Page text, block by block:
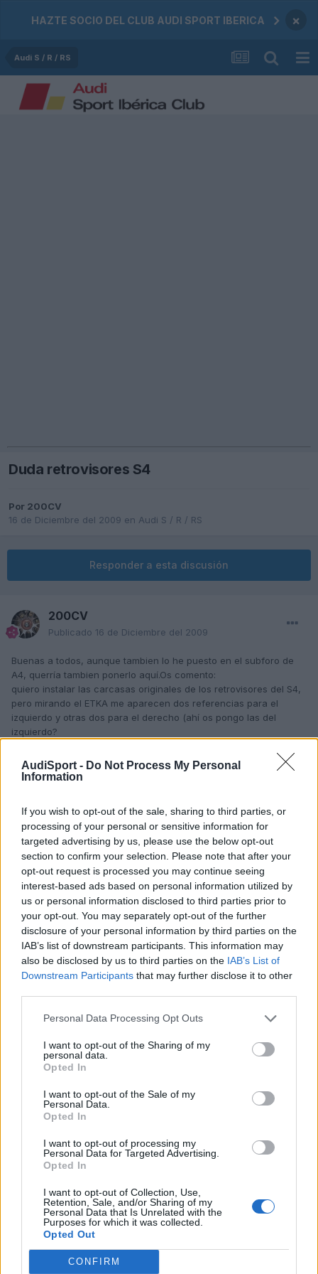
AudiSport - Do Not Process My Personal
Information
If you wish to opt-out of the sale, sharing to third parties, or
processing of your personal or sensitive information for
targeted advertising by us, please use the below opt-out
section to confirm your selection. Please note that after your
opt-out request is processed you may continue seeing
interest-based ads based on personal information utilized by
us or personal information disclosed to third parties prior to
your opt-out. You may separately opt-out of the further
disclosure of your personal information by third parties on the
IAB’s list of downstream participants. This information may
also be disclosed by us to third parties on the IAB’s List of
Downstream Participants that may further disclose it to other
Personal Data Processing Opt Outs
I want to opt-out of the Sharing of my
personal data.
Opted In
I want to opt-out of the Sale of my
Personal Data.
Opted In
I want to opt-out of processing my
Personal Data for Targeted Advertising.
Opted In
I want to opt-out of Collection, Use,
Retention, Sale, and/or Sharing of my
Personal Data that Is Unrelated with the
Purposes for which it was collected.
Opted Out
CONFIRM
HAZTE SOCIO DEL CLUB AUDI SPORT IBERICA ×
Audi S / R / RS
Duda retrovisores S4
Por 200CV
16 de Diciembre del 2009 en Audi S / R / RS
Responder a esta discusión
200CV
Publicado 16 de Diciembre del 2009
Buenas a todos, aunque tambien lo he puesto en el subforo de
A4, querría tambien ponerlo aquí.Os comento:
quiero instalar las carcasas originales de los retrovisores del S4,
pero mirando el ETKA me aparecen dos referencias para el
izquierdo y otras dos para el derecho (ahí os pongo las del
izquierdo?
8E0857507 D 3Q7
entre la letra C y D?
Cuales llevais vosotros?
A ver si alguna alma caritativa me puede aclarar el asunto.
Muchas gracias a todos y que paseis buenas fiestas
Responder